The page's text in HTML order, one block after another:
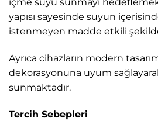
içme suyu sunmayı
yapısı sayesinde suyun
istenmeyen madde etkili
Ayrıca cihazların modern
dekorasyonuna uyum
sunmaktadır.
Tercih Sebepleri